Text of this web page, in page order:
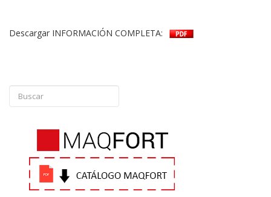
Descargar INFORMACIÓN COMPLETA: